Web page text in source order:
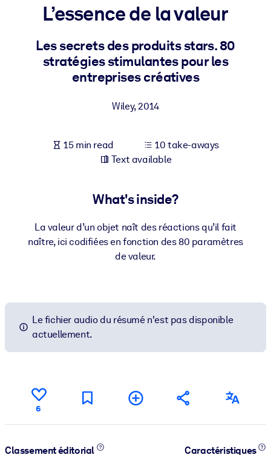
For LMS/LXP
Bring bite-sized, verified knowledge into your LMS/LXP for
learning results.
For AI Systems
L’essence de la valeur
Les secrets des produits stars. 80
stratégies stimulantes pour les
entreprises créatives
Wiley,2014
15 min read
10 take-aways
Text available
What's inside?
La valeur d’un objet naît des réactions qu’il fait
naître, ici codifiées en fonction des 80 paramètres
de valeur.
Le fichier audio du résumé n'est pas disponible
actuellement.
6
Classement éditorial
Caractéristiques